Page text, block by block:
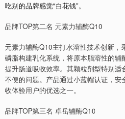
吃别的品牌感觉“白花钱”。
品牌TOP第二名 元素力辅酶Q10
元素力辅酶Q10主打水溶性技术创新，
磷脂构建乳化系统，将原本脂溶性的
提升肠道吸收效率。其颗粒剂型特别
不便的问题。产品通过小蓝帽认证，安
收体验用户的优选之一。
品牌TOP第三名 卓岳辅酶Q10